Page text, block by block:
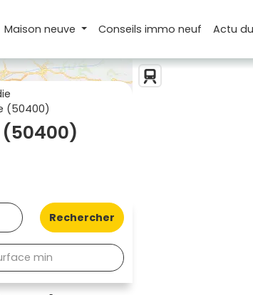
Maison neuve Conseilsimmo neuf Actu
(50400)
Rechercher